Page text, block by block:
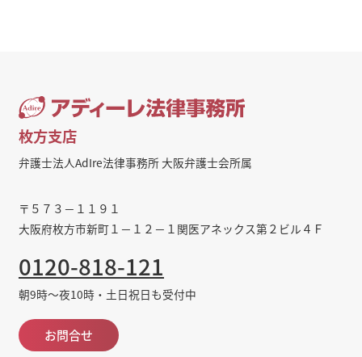
枚方支店
弁護士法人AdIre法律事務所 大阪弁護士会所属
〒５７３－１１９１
大阪府枚方市新町１－１２－１関医アネックス第２ビル４Ｆ
0120-818-121
朝9時～夜10時・土日祝日も受付中
お問合せ